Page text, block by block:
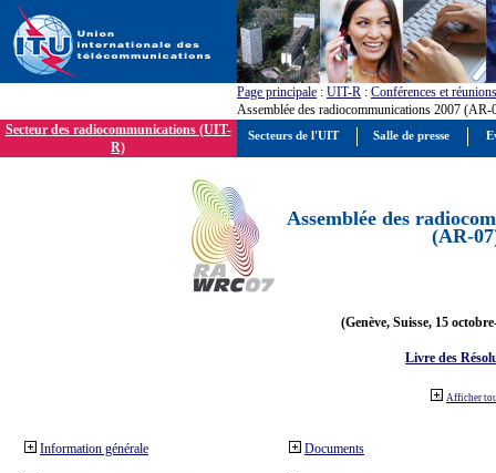
Page principale : UIT-R : Conférences et réunions
Assemblée des radiocommunications 2007 (AR-
Secteur des radiocommunications (UIT-
R)
Assemblée des
(AR-
(Genève, Suisse, 15
Livre des
Afficher
Information générale Documents
Secteurs de l'UIT Salle de presse